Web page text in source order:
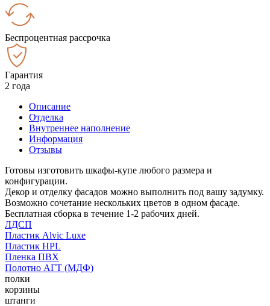
Беспроцентная рассрочка
Гарантия
2 года
Описание
Отделка
Внутреннее наполнение
Информация
Отзывы
Готовы изготовить шкафы-купе любого размера и
конфигурации.
Декор и отделку фасадов можно выполнить под вашу задумку.
Возможно сочетание нескольких цветов в одном фасаде.
Бесплатная сборка в течение 1-2 рабочих дней.
ЛДСП
Пластик Alvic Luxe
Пластик HPL
Пленка ПВХ
Полотно АГТ (МДФ)
полки
корзины
штанги